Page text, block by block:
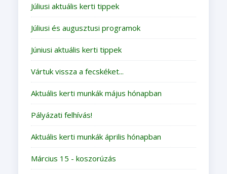
Júliusi aktuális kerti tippek
Júliusi és augusztusi programok
Júniusi aktuális kerti tippek
Vártuk vissza a fecskéket...
Aktuális kerti munkák május hónapban
Pályázati felhívás!
Aktuális kerti munkák április hónapban
Március 15 - koszorúzás